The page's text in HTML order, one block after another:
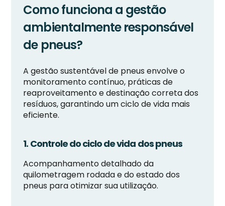
Como funciona a gestão
ambientalmente responsável
de pneus?
A gestão sustentável de pneus envolve o
monitoramento contínuo, práticas de
reaproveitamento e destinação correta dos
resíduos, garantindo um ciclo de vida mais
eficiente.
1. Controle do ciclo de vida dos pneus
Acompanhamento detalhado da
quilometragem rodada e do estado dos
pneus para otimizar sua utilização.